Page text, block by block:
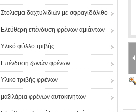
Στόλισμα δαχτυλιδιών με σφραγιδόλιθο
Ελεύθερη επένδυση φρένων αμιάντων
Υλικό φύλλο τριβής
Επένδυση ζωνών φρένων
Υλικό τριβής φρένων
μαξιλάρια φρένων αυτοκινήτων